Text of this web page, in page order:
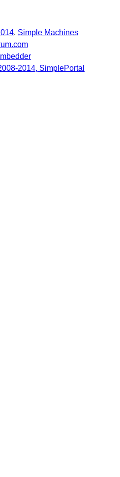
, Simple Machines
2014, SimplePortal